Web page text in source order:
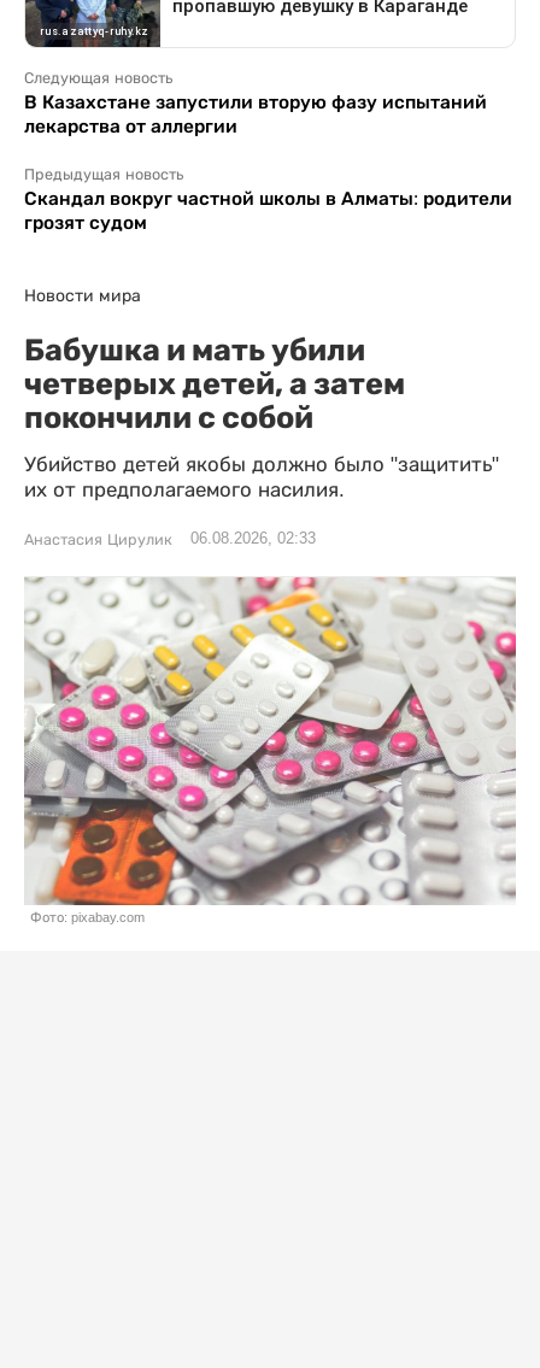
Следующая новость
В Казахстане запустили вторую фазу испытаний
лекарства от аллергии
Предыдущая новость
Скандал вокруг частной школы в Алматы: родители
грозят судом
Новости мира
Бабушка и мать убили
четверых детей, а затем
покончили с собой
Убийство детей якобы должно было "защитить"
их от предполагаемого насилия.
Анастасия Цирулик 06.08.2026, 02:33
Фото: pixabay.com